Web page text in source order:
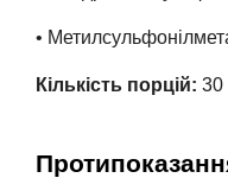
•
Кількість порцій: 30